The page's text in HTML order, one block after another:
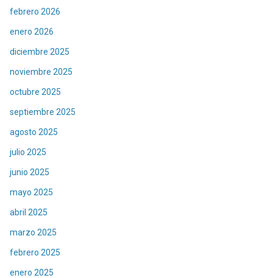
febrero 2026
enero 2026
diciembre 2025
noviembre 2025
octubre 2025
septiembre 2025
agosto 2025
julio 2025
junio 2025
mayo 2025
abril 2025
marzo 2025
febrero 2025
enero 2025